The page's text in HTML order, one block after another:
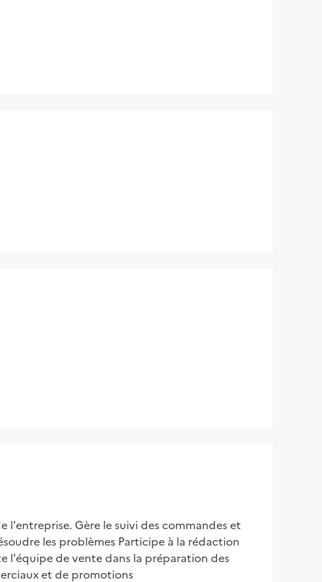
l'entreprise. Gère le suivi des commandes et
les problèmes Participe à la rédaction
l'équipe de vente dans la préparation des
et de promotions